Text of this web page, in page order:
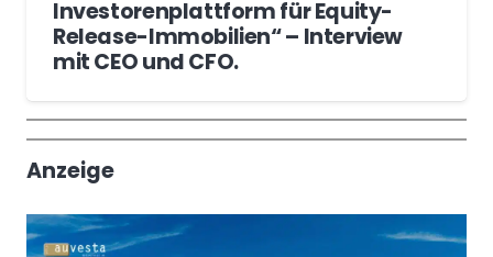
Investorenplattform für Equity-
Release-Immobilien“ – Interview
mit CEO und CFO.
Wochenrückblick
Trendthemen
Anzeige